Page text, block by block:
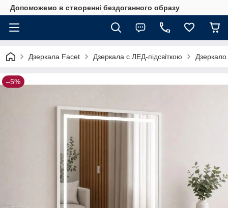
Допоможемо в створенні бездоганного образу
Дзеркала Facet Дзеркала с ЛЕД-підсвіткою
–5%